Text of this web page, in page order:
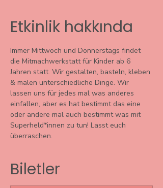
Etkinlik hakkında
Immer Mittwoch und Donnerstags findet
die Mitmachwerkstatt für Kinder ab 6
Jahren statt. Wir gestalten, basteln, kleben
& malen unterschiedliche Dinge. Wir
lassen uns für jedes mal was anderes
einfallen, aber es hat bestimmt das eine
oder andere mal auch bestimmt was mit
Superheld*innen zu tun! Lasst euch
überraschen.
Biletler